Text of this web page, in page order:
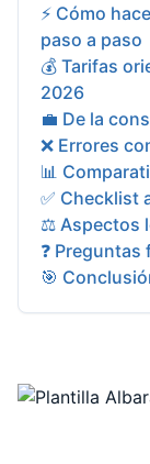
⚡ Cómo
paso a paso
💰 Tarifas
2026
💼 De la
❌ Errores
📊
✅ Checklist
⚖️ Aspectos
❓
🎯